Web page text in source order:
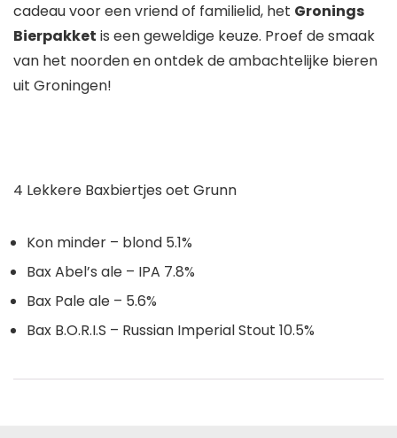
cadeau voor een vriend of familielid, het Gronings
Bierpakket is een geweldige keuze. Proef de smaak
van het noorden en ontdek de ambachtelijke bieren
uit Groningen!
4 Lekkere Baxbiertjes oet Grunn
Kon minder – blond 5.1%
Bax Abel’s ale – IPA 7.8%
Bax Pale ale – 5.6%
Bax B.O.R.I.S – Russian Imperial Stout 10.5%